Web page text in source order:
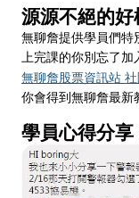
源源不絕的
無聊詹提供學員們特
上完課的你別忘了加
無聊詹股票資訊站 社
你會得到無聊詹最新
學員心得分